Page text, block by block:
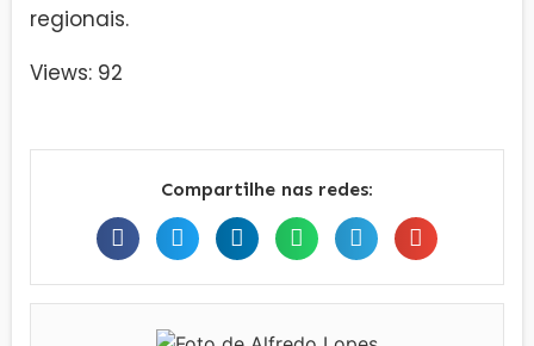
regionais.
Views: 92
Compartilhe nas redes: